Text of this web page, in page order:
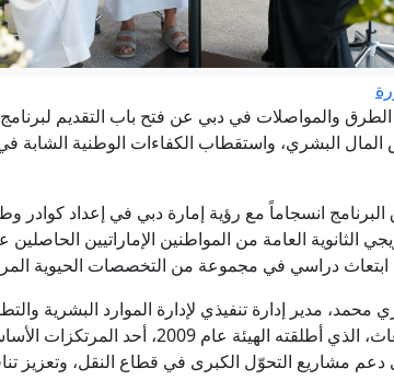
"وول ستريت جورنال": ترامب
عاجل. - وسط استمرار التصعيد
البشري، واستقطاب الكفاءات الوطنية الشابة
البرنامج انسجاماً مع رؤية إمارة دبي في إعداد
الثانوية العامة من المواطنين الإماراتيين
دراسي في مجموعة من التخصصات الحيوية
محمد، مدير إدارة تنفيذي لإدارة الموارد البشرية
برنامج الابتعاث، الذي
دعم مشاريع التحوّل الكبرى في قطاع النقل، وتعزيز